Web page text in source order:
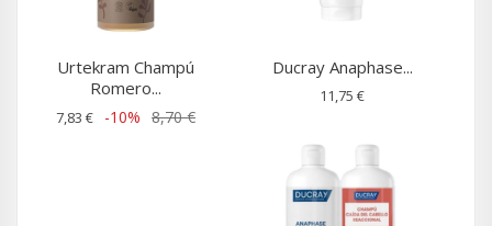
Urtekram Champú
Romero...
7,83 € -10% 8,70 €
Ducray Anaphase...
11,75 €